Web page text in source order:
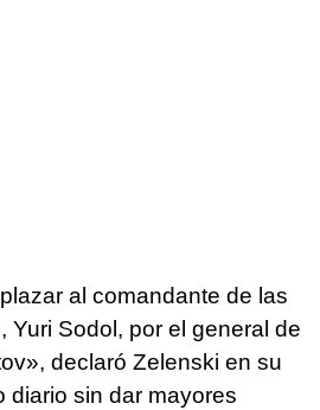
al comandante de las
Yuri Sodol, por el general de
declaró Zelenski en su
diario sin dar mayores